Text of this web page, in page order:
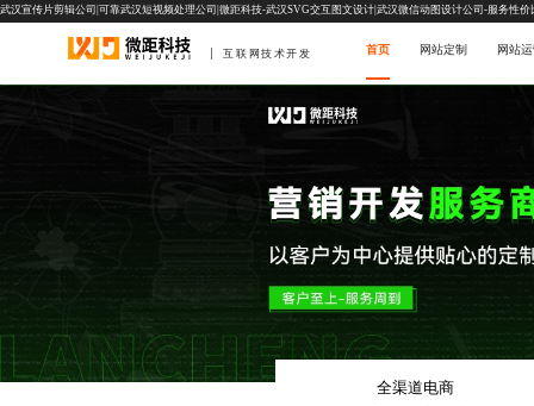
武汉宣传片剪辑公司|可靠武汉短视频处理公司|微距科技-武汉SVG交互图文设计|武汉微信动图设计公司-服务性价
互联网技术开发 首页 网站定制 网站
全渠道电商